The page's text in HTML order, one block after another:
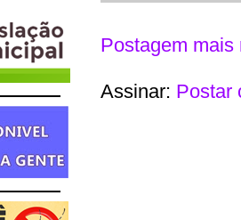
Postagem mais
Assinar: Postar